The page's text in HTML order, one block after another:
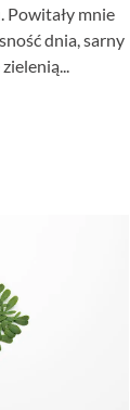
Powitały mnie
dnia, sarny